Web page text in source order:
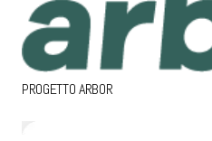
PROGETTO ARBOR